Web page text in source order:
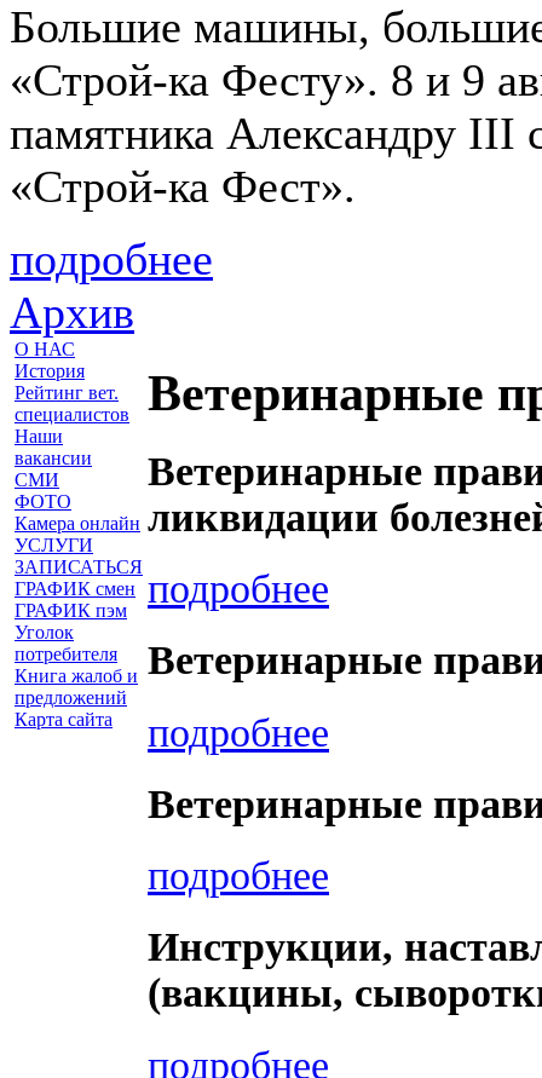
Большие машины,
«Строй-ка Фесту». 8 и 9
памятника Александру III
«Строй-ка Фест».
подробнее
Архив
О НАС
История
Рейтинг вет.
специалистов
Наши
вакансии
СМИ
ФОТО
Камера онлайн
УСЛУГИ
ЗАПИСАТЬСЯ
ГРАФИК смен
ГРАФИК пэм
Уголок
потребителя
Книга жалоб и
предложений
Карта сайта
Ветеринарные
Ветеринарные
ликвидации
подробнее
Ветеринарные
подробнее
Ветеринарные
подробнее
Инструкции,
(вакцины,
подробнее